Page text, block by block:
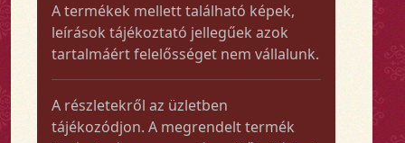
A termékek mellett található képek,
leírások tájékoztató jellegűek azok
tartalmáért felelősséget nem vállalunk.
A részletekről az üzletben
tájékozódjon. A megrendelt termék